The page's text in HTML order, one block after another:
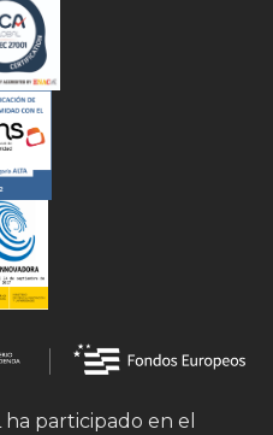
ha participado en el